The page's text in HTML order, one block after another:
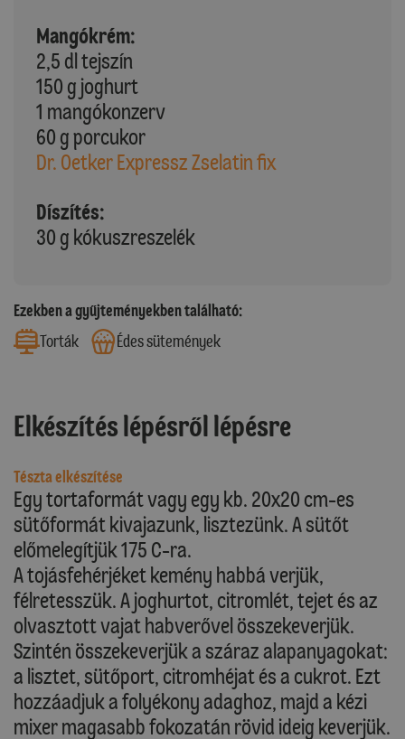
Mangókrém:
2,5 dl tejszín
150 g joghurt
1 mangókonzerv
60 g porcukor
Dr. Oetker Expressz Zselatin fix
Díszítés:
30 g kókuszreszelék
Ezekben a gyűjteményekben található:
Torták
Édes sütemények
Elkészítés lépésről lépésre
Tészta elkészítése
Egy tortaformát vagy egy kb. 20x20 cm-es
sütőformát kivajazunk, lisztezünk. A sütőt
előmelegítjük 175 C-ra.
A tojásfehérjéket kemény habbá verjük,
félretesszük. A joghurtot, citromlét, tejet és az
olvasztott vajat habverővel összekeverjük.
Szintén összekeverjük a száraz alapanyagokat:
a lisztet, sütőport, citromhéjat és a cukrot. Ezt
hozzáadjuk a folyékony adaghoz, majd a kézi
mixer magasabb fokozatán rövid ideig keverjük.